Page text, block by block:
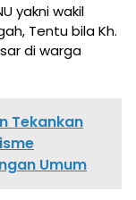
yakni wakil
Tentu bila Kh.
di warga
Tekankan
Umum